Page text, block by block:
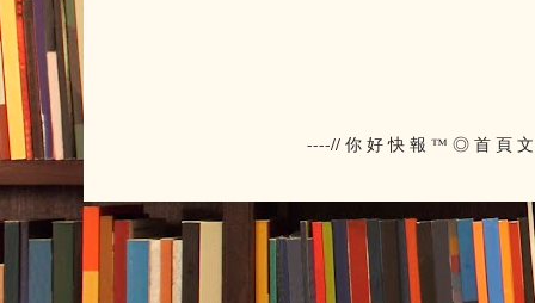
----// 你 好 快 報 ™ ◎ 首 頁 文